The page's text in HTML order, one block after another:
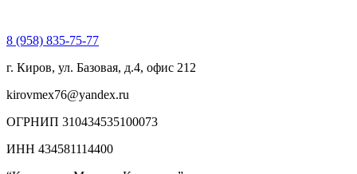
8 (958) 835-75-77
г. Киров, ул. Базовая, д.4, офис 212
kirovmex76@yandex.ru
ОГРНИП 310434535100073
ИНН 434581114400